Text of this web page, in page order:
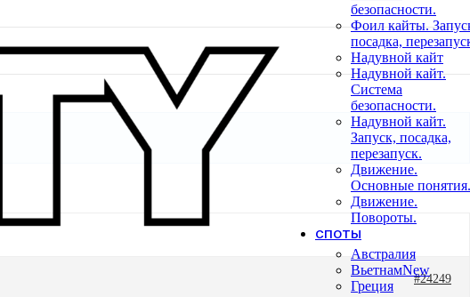
безопасности.
Фоил кайты.
посадка,
Надувной кайт
Надувной кайт.
Система
безопасности.
Надувной кайт.
Запуск, посадка,
перезапуск.
Движение.
Основные понятия.
Движение.
Повороты.
СПОТЫ
Австралия
ВьетнамNew
Греция
#24249